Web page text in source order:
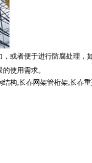
或者便于进行防腐处理，
使用需求。
构,长春网架管桁架,长春